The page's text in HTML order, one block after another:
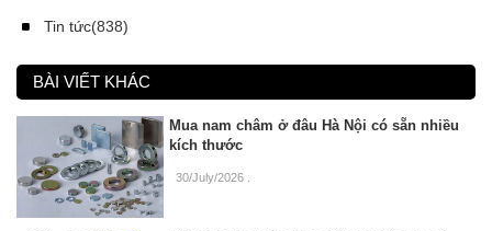
Tin tức(838)
BÀI VIẾT KHÁC
Mua nam châm ở đâu Hà Nội có sẵn nhiều
kích thước
30/July/2026